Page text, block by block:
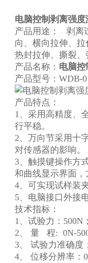
电脑控制剥离强度
产品用途： 剥离
向、横向拉伸、
热封拉伸、撕裂
产品名称： 电脑
产品型号：WDB-
产品特点：
1、采用高精度、
行平稳。
2、万向节采用十
对传感器的影响。
3、触摸键操作方
和曲线显示界面
4、可实现试样装
5、电脑接口外接
技术指标：
1、试验力：500N
2、 量 程: 0N-
3、 试验力准确度
4、 位移分辨率：